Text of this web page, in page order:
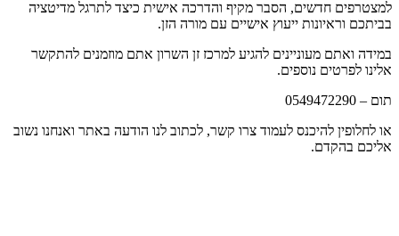
בביתכם וראיונות ייעוץ אישיים עם מורה הזן.
אלינו לפרטים נוספים.
תום – 0549472290
אליכם בהקדם.